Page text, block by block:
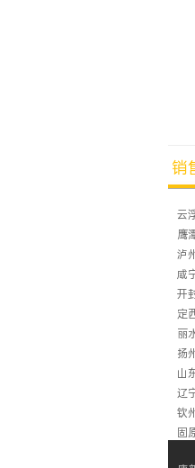
销
云
鹰
泸
咸
开
定
丽
扬
山
辽
钦
固